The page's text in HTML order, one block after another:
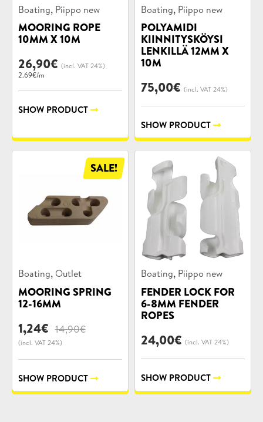
Product
categories:
Boating, Piippo new
MOORING ROPE
10MM X 10M
26,90€ (incl. VAT 24%)
2.69€/m
SHOW PRODUCT
Product
categories:
Boating, Piippo new
POLYAMIDI
KIINNITYSKÖYSI
LENKILLÄ 12MM X
10M
75,00€ (incl. VAT 24%)
SHOW PRODUCT
SALE!
Product
categories:
Boating, Outlet
MOORING SPRING
12-16MM
14,90€Original
14,90€.
1,24€ Current
1,24€.
(incl. VAT 24%)
SHOW PRODUCT
Product
categories:
Boating, Piippo new
FENDER LOCK FOR
6-8MM FENDER
ROPES
24,00€ (incl. VAT 24%)
SHOW PRODUCT